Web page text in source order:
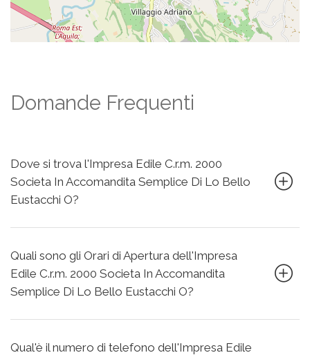
Domande Frequenti
Dove si trova l'Impresa Edile C.r.m. 2000
Societa In Accomandita Semplice Di Lo Bello
Eustacchi O?
Quali sono gli Orari di Apertura dell'Impresa
Edile C.r.m. 2000 Societa In Accomandita
Semplice Di Lo Bello Eustacchi O?
Qual'è il numero di telefono dell'Impresa Edile